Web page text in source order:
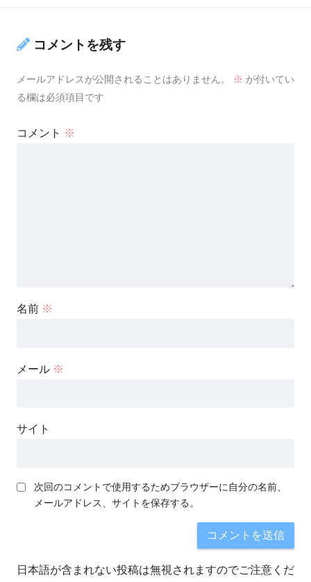
コメントを残す
メールアドレスが公開されることはありません。 ※ が付いてい
る欄は必須項目です
コメント ※
名前 ※
メール ※
サイト
次回のコメントで使用するためブラウザーに自分の名前、
メールアドレス、サイトを保存する。
日本語が含まれない投稿は無視されますのでご注意くだ